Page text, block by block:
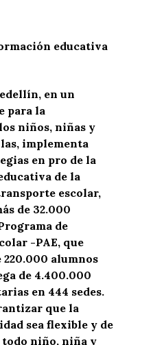
educativa
en un
para la
niños, niñas y
implementa
en pro de la
de la
escolar,
de 32.000
de
-PAE, que
220.000 alumnos
de 4.400.000
en 444 sedes.
que la
sea flexible y de
todo niño, niña y